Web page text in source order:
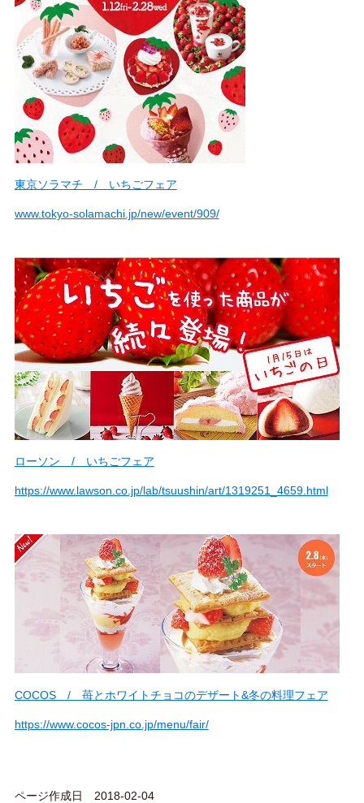
東京ソラマチ / いちごフェア
www.tokyo-solamachi.jp/new/event/909/
ローソン / いちごフェア
https://www.lawson.co.jp/lab/tsuushin/art/1319251_4659.html
COCOS / 苺とホワイトチョコのデザート&冬の料理フェア
https://www.cocos-jpn.co.jp/menu/fair/
ページ作成日 2018-02-04